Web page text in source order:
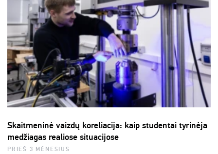
Skaitmeninė vaizdų koreliacija: kaip studentai tyrinėja
medžiagas realiose situacijose
PRIEŠ 3 MĖNESIUS